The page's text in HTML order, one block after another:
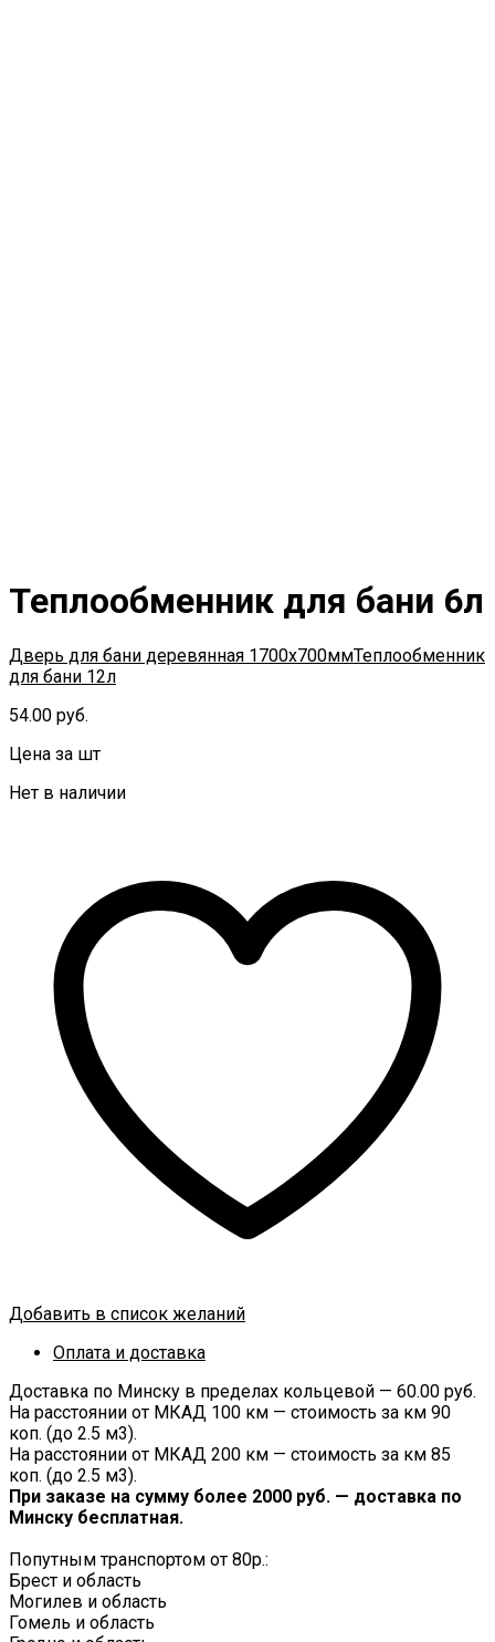
Теплообменник для бани 6л
Дверь для бани деревянная 1700х700ммТеплообменник
для бани 12л
54.00 руб.
Цена за шт
Нет в наличии
Добавить в список желаний
Оплата и доставка
Доставка по Минску в пределах кольцевой — 60.00 руб.
На расстоянии от МКАД 100 км — стоимость за км 90
коп. (до 2.5 м3).
На расстоянии от МКАД 200 км — стоимость за км 85
коп. (до 2.5 м3).
При заказе на сумму более 2000 руб. — доставка по
Минску бесплатная.
Попутным транспортом от 80р.:
Брест и область
Могилев и область
Гомель и область